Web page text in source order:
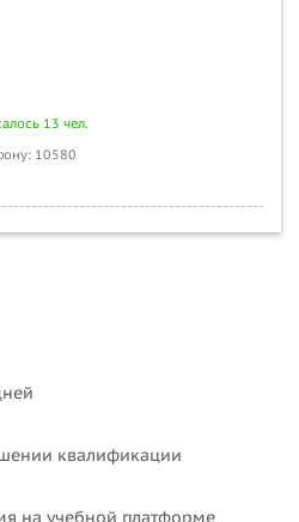
13 чел.
10580
квалификации
на учебной платформе